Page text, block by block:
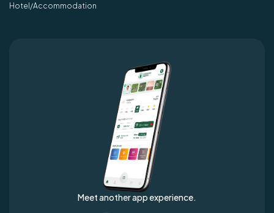
Hotel/Accommodation
Meet another app experience.